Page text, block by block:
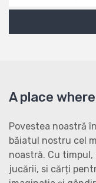
A place
Povestea noastră
băiatul nostru cel
noastră. Cu
jucării, si cărți